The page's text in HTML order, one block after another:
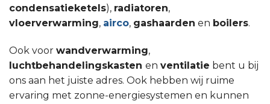
condensatieketels), radiatoren,
vloerverwarming, airco, gashaarden en boilers.
Ook voor wandverwarming,
luchtbehandelingskasten en ventilatie bent u bij
ons aan het juiste adres. Ook hebben wij ruime
ervaring met zonne-energiesystemen en kunnen